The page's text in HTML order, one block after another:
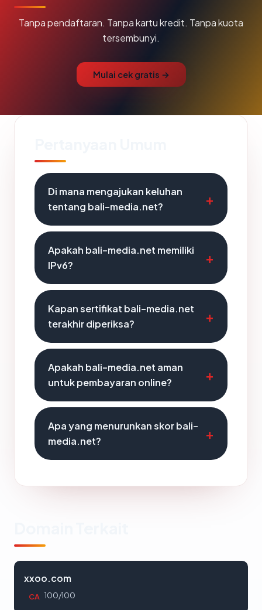
Tanpa pendaftaran. Tanpa kartu kredit. Tanpa kuota
tersembunyi.
Mulai cek gratis →
Di mana mengajukan keluhan
tentang bali-media.net?
Apakah bali-media.net memiliki
IPv6?
Kapan sertifikat bali-media.net
terakhir diperiksa?
Apakah bali-media.net aman
untuk pembayaran online?
Apa yang menurunkan skor bali-
media.net?
xxoo.com
CA 100/100